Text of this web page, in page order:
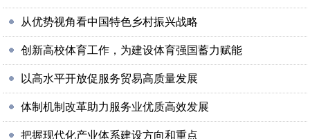
从优势视角看中国特色乡村振兴战略
创新高校体育工作，为建设体育强国蓄力赋能
以高水平开放促服务贸易高质量发展
体制机制改革助力服务业优质高效发展
把握现代化产业体系建设方向和重点